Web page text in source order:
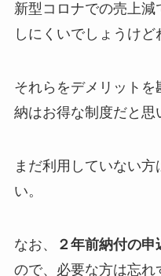
新型コロナでの売上
しにくいでしょうけど
それらをデメリット
納はお得な制度だと思
まだ利用していない
い。
なお、 ２年前納付の
ので、必要な方は忘れ